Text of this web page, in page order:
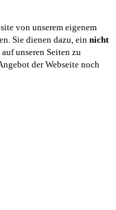
von unserem eigenem
Sie dienen dazu, ein nicht
unseren Seiten zu
der Webseite noch